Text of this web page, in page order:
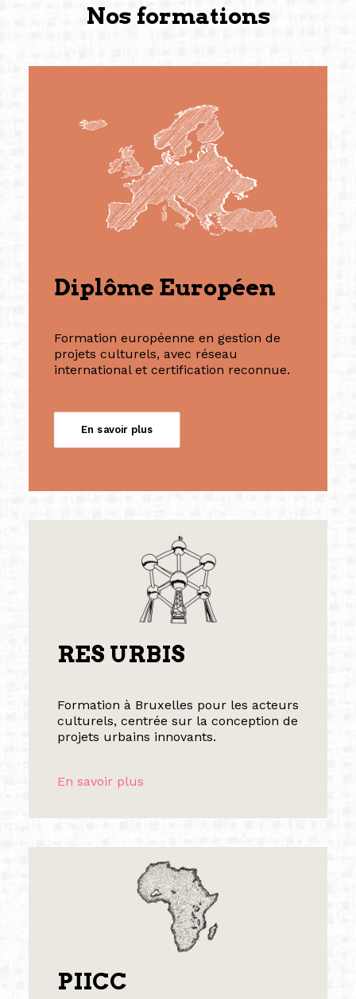
Nos formations
Diplôme Européen
Formation européenne en gestion de
projets culturels, avec réseau
international et certification reconnue.
En savoir plus
RES URBIS
Formation à Bruxelles pour les acteurs
culturels, centrée sur la conception de
projets urbains innovants.
En savoir plus
PIICC